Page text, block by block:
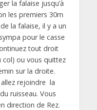
la falaise jusqu’à
les premiers 30m
la falaise, il y a un
pour le casse
tout droit
col) ou vous quittez
sur la droite.
rejoindre la
ruisseau. Vous
direction de Rez.